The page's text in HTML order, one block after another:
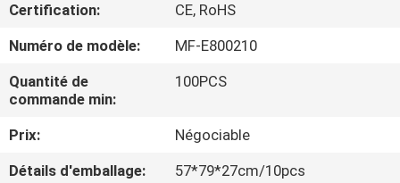
DE
NOUS
VISITE
D'USINE
Certification:
CE, RoHS
Numéro de modèle:
MF-E800210
Quantité de
commande min:
100PCS
Prix:
Négociable
Détails d'emballage:
57*79*27cm/10pcs